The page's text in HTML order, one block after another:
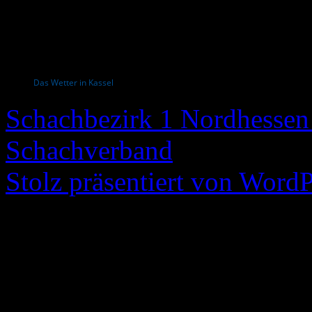
Das Wetter in Kassel
Schachbezirk 1
Schachverband
Stolz präsentiert von